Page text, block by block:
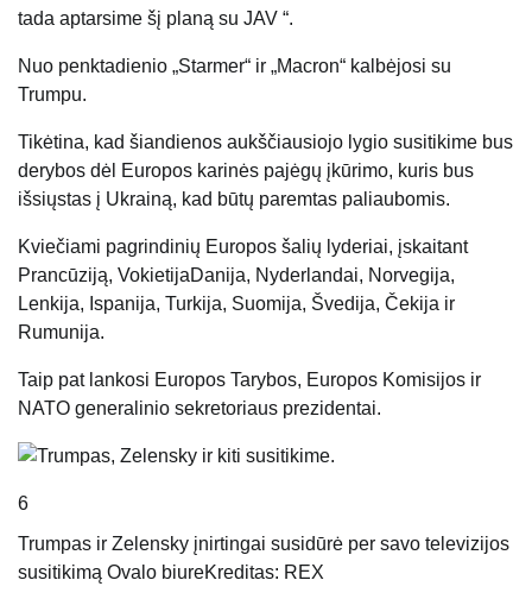
tada aptarsime šį planą su JAV “.
Nuo penktadienio „Starmer“ ir „Macron“ kalbėjosi su
Trumpu.
Tikėtina, kad šiandienos aukščiausiojo lygio susitikime bus
derybos dėl Europos karinės pajėgų įkūrimo, kuris bus
išsiųstas į Ukrainą, kad būtų paremtas paliaubomis.
Kviečiami pagrindinių Europos šalių lyderiai, įskaitant
Prancūziją, VokietijaDanija, Nyderlandai, Norvegija,
Lenkija, Ispanija, Turkija, Suomija, Švedija, Čekija ir
Rumunija.
Taip pat lankosi Europos Tarybos, Europos Komisijos ir
NATO generalinio sekretoriaus prezidentai.
6
Trumpas ir Zelensky įnirtingai susidūrė per savo televizijos
susitikimą Ovalo biureKreditas: REX